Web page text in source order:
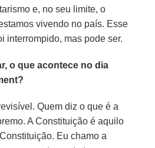
e, no seu limite, o
vivendo no país. Esse
interrompido, mas pode ser.
o que acontece no dia
Quem diz o que é a
A Constituição é aquilo
Eu chamo a